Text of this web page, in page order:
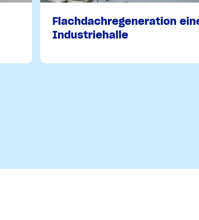
Flachdachregeneration
Industriehalle